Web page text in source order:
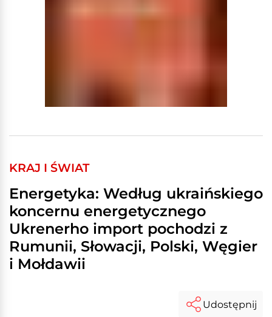
KRAJ I ŚWIAT
Energetyka: Według ukraińskiego
koncernu energetycznego
Ukrenerho import pochodzi z
Rumunii, Słowacji, Polski, Węgier
i Mołdawii
Udostępnij